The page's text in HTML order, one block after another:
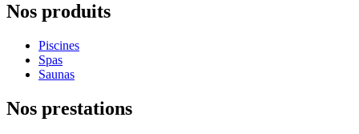
Nos produits
Piscines
Spas
Saunas
Nos prestations